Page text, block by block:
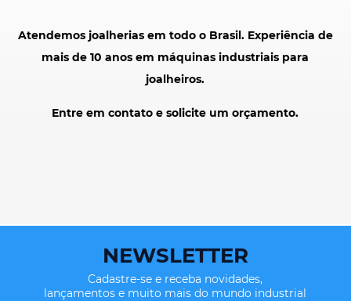
Atendemos joalherias em todo o Brasil. Experiência de
mais de 10 anos em máquinas industriais para
joalheiros.
Entre em contato e solicite um orçamento.
NEWSLETTER
Cadastre-se e receba novidades,
lançamentos e muito mais do mundo industrial